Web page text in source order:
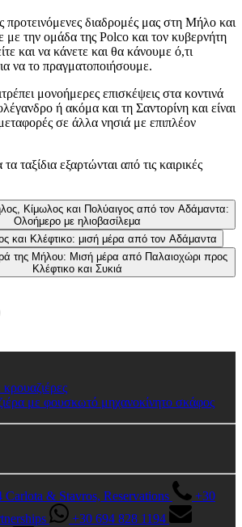
προτεινόμενες διαδρομές μας στη Μήλο και
με την ομάδα της Polco και τον κυβερνήτη
και να κάνετε και θα κάνουμε ό,τι
να το πραγματοποιήσουμε.
μονοήμερες επισκέψεις στα κοντινά
ή ακόμα και τη Σαντορίνη και είναι
σε άλλα νησιά με επιπλέον
ταξίδια εξαρτώνται από τις καιρικές
Ολοήμερο με ηλιοβασίλεμα
και Κλέφτικο: μισή μέρα από τον Αδάμαντα
Κλέφτικο και Συκιά
κρουαζιέρες
με φουσκωτό μηχανοκίνητο σκάφος
Carlota & Stavros, Reservations
+30
+30 694 828 1194